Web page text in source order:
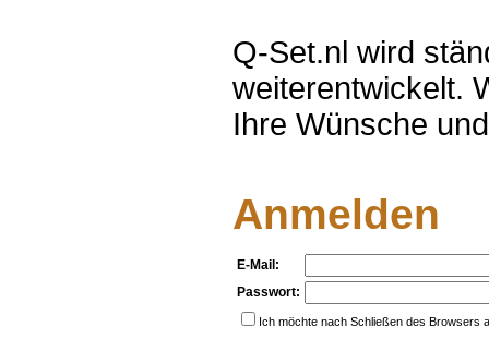
Q-Set.nl wird
weiterentwickelt.
Ihre Wünsche
Anmelden
E-Mail:
Passwort:
Ich möchte nach Schließen des Browsers